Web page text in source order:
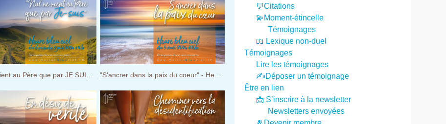
💬Citations
💫Moment-étincelle
Témoignages
📖 Lexique non-duel
Témoignages
Lire les témoignages
✍️Déposer un témoignage
Être en lien
📩 S’inscrire à la newsletter
Newsletters envoyées